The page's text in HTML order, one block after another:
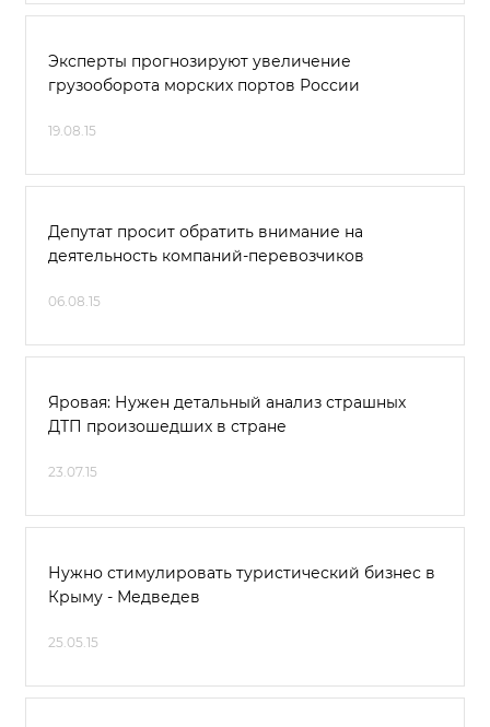
Эксперты прогнозируют увеличение
грузооборота морских портов России
19.08.15
Депутат просит обратить внимание на
деятельность компаний-перевозчиков
06.08.15
Яровая: Нужен детальный анализ страшных
ДТП произошедших в стране
23.07.15
Нужно стимулировать туристический бизнес в
Крыму - Медведев
25.05.15